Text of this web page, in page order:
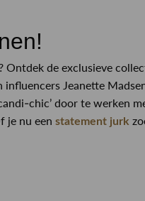
de exclusieve
Jeanette
chic’ door te werken
je nu een statement jurk